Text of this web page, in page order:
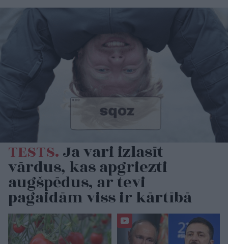
TESTS.Ja vari izlasīt
vārdus, kas apgriezti
augšpēdus, ar tevi
pagaidām viss ir kārtībā